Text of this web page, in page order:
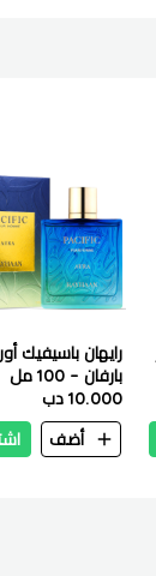
رايهان باسيفيك
بارفان – 100 مل
10.000 دب
أضف